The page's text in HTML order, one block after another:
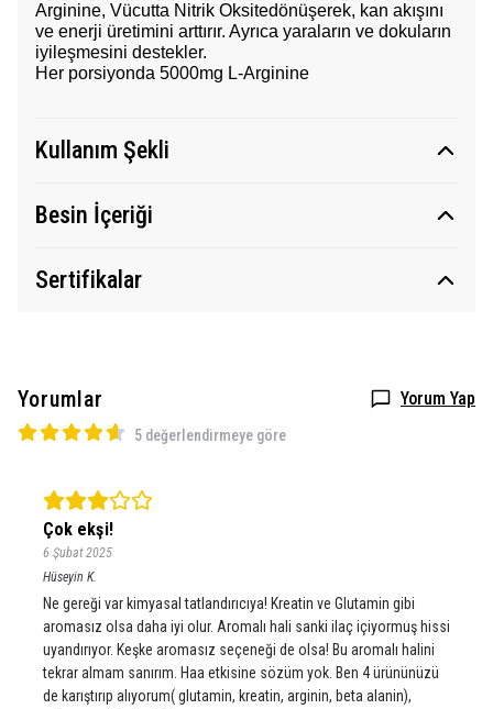
Arginine, Vücutta Nitrik Oksitedönüşerek, kan akışını
ve enerji üretimini arttırır. Ayrıca yaraların ve dokuların
iyileşmesini destekler.
Her porsiyonda 5000mg L-Arginine
Kullanım Şekli
Besin İçeriği
Sertifikalar
Yorumlar Yorum Yap
5 değerlendirmeye göre
Çok ekşi!
6 Şubat 2025
Hüseyin K.
Ne gereği var kimyasal tatlandırıcıya! Kreatin ve Glutamin gibi
aromasız olsa daha iyi olur. Aromalı hali sanki ilaç içiyormuş hissi
uyandırıyor. Keşke aromasız seçeneği de olsa! Bu aromalı halini
tekrar almam sanırım. Haa etkisine sözüm yok. Ben 4 ürününüzü
de karıştırıp alıyorum( glutamin, kreatin, arginin, beta alanin),